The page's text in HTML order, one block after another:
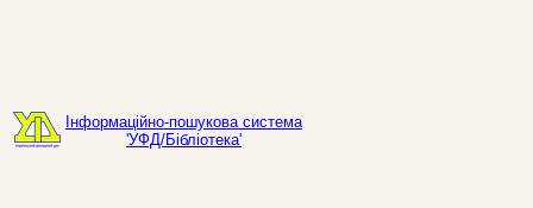
Інформаційно-пошукова система
'УФД/Бібліотека'